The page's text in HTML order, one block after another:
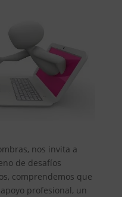
nos invita a
de desafíos
comprendemos que
profesional, un